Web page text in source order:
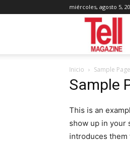
miércoles, agosto 5,
Inicio Sample Page
Sample
This is an
show up in your
introduces